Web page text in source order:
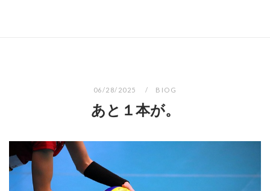
06/28/2025 BIOG
あと１本が。